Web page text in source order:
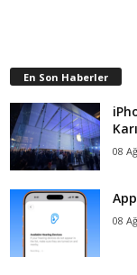
En Son Haberler
08
08